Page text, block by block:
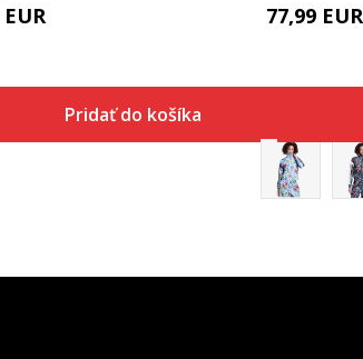
EUR
Pridať do košíka
77,99 EUR